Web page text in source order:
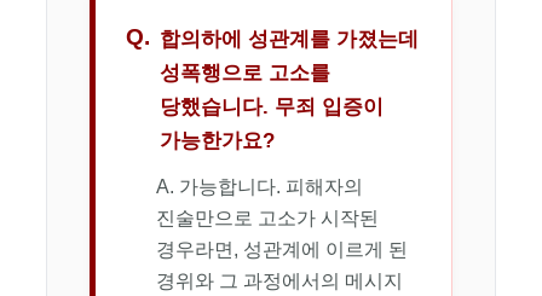
Q. 합의하에 성관계를 가졌는데
성폭행으로 고소를
당했습니다. 무죄 입증이
가능한가요?
A. 가능합니다. 피해자의
진술만으로 고소가 시작된
경우라면, 성관계에 이르게 된
경위와 그 과정에서의 메시지